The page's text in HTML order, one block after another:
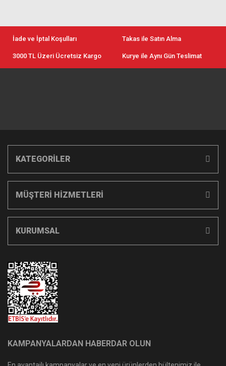
İade ve İptal Koşulları Takas ile Satın Alma
3000 TL Üzeri Ücretsiz Kargo Kurye ile Aynı Gün Teslimat
KATEGORİLER
MÜŞTERİ HİZMETLERİ
KURUMSAL
KAMPANYALARDAN HABERDAR OLUN